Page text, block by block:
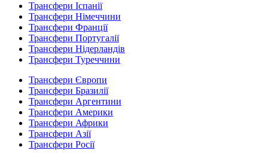
Трансфери Іспанії
Трансфери Німеччини
Трансфери Франції
Трансфери Португалії
Трансфери Нідерландів
Трансфери Туреччини
Трансфери Європи
Трансфери Бразилії
Трансфери Аргентини
Трансфери Америки
Трансфери Африки
Трансфери Азії
Трансфери Росії